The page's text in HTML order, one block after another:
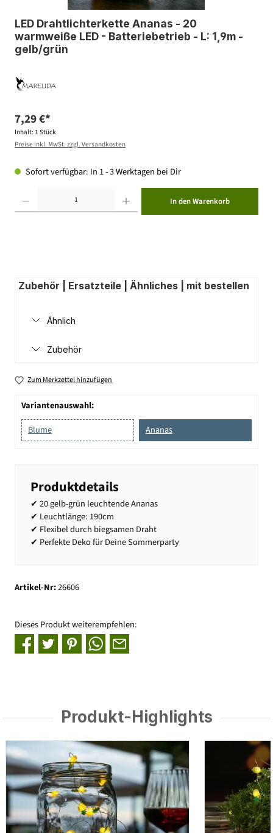
LED Drahtlichterkette Ananas - 20
warmweiße LED - Batteriebetrieb - L: 1,9m -
gelb/grün
7,29 €*
Inhalt: 1 Stück
Preise inkl. MwSt. zzgl. Versandkosten
Sofort verfügbar: In 1 - 3 Werktagen bei Dir
In den Warenkorb
Zubehör | Ersatzteile | Ähnliches | mit bestellen
Ähnlich
Zubehör
Zum Merkzettel hinzufügen
Variantenauswahl:
Blume
Ananas
Produktdetails
✔ 20 gelb-grün leuchtende Ananas
✔ Leuchtlänge: 190cm
✔ Flexibel durch biegsamen Draht
✔ Perfekte Deko für Deine Sommerparty
Artikel-Nr:26606
Dieses Produkt weiterempfehlen:
Produkt-Highlights